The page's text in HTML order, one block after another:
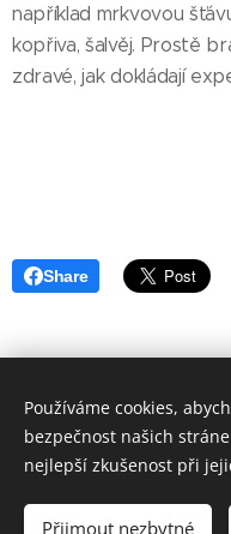
například mrkvovou
kopřiva, šalvěj. Prostě
zdravé, jak dokládají
Share
tel:
e-mail:
Používáme cookies,
bezpečnost našich
nejlepší zkušenost při
Přijmout nezbytné